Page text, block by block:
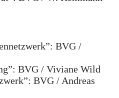
BVG /
BVG / Viviane Wild
BVG / Andreas